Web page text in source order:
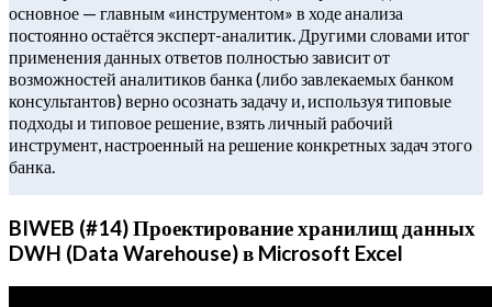
основное — главным «инструментом» в ходе анализа
постоянно остаётся эксперт-аналитик. Другими словами итог
применения данных ответов полностью зависит от
возможностей аналитиков банка (либо завлекаемых банком
консультантов) верно осознать задачу и, используя типовые
подходы и типовое решение, взять личный рабочий
инструмент, настроенный на решение конкретных задач этого
банка.
BIWEB (#14) Проектирование хранилищ данных
DWH (Data Warehouse) в Microsoft Excel